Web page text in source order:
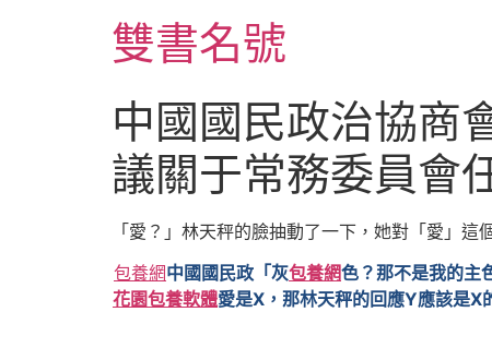
雙書名號
中國國民政治協商
議關于常務委員會
「愛？」林天秤的臉抽動了一下，她對「愛」這
包養網中國國民政「灰包養網色？那不是我的主
花園包養軟體愛是X，那林天秤的回應Y應該是X